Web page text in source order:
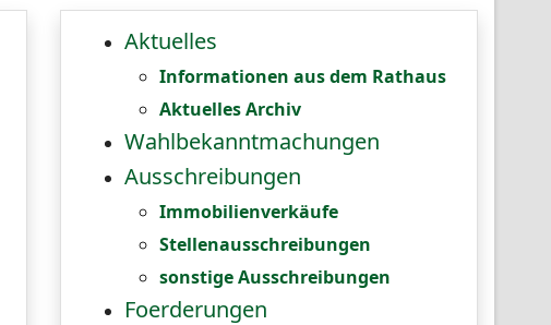
Aktuelles
Informationen aus dem Rathaus
Aktuelles Archiv
Wahlbekanntmachungen
Ausschreibungen
Immobilienverkäufe
Stellenausschreibungen
sonstige Ausschreibungen
Foerderungen